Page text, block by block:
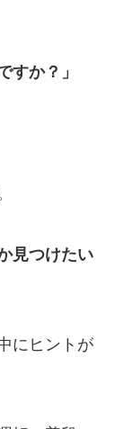
すか？」
見つけたい
にヒントが